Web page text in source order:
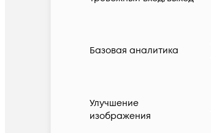
Базовая аналитика
Улучшение
изображения